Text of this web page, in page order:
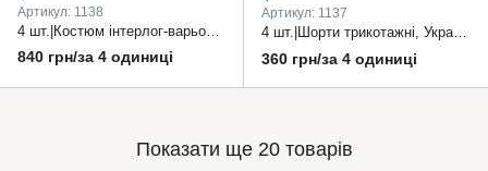
Артикул: 1138
840 грн/за 4 одиниці
Артикул: 1137
4 шт.|Шорти трикотажні, Україна, для дівчат, з високою посадкою, на поясі на резинці, з бантиком 30-36 розмір, в ростовці один колір
360 грн/за 4 одиниці
Показати ще 20 товарів